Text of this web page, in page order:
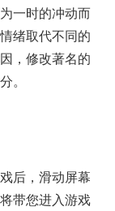
一时的冲动而
绪取代不同的
，修改著名的
。
后，滑动屏幕
带您进入游戏